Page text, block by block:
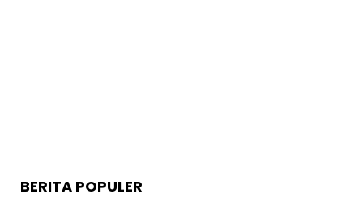
BERITA POPULER